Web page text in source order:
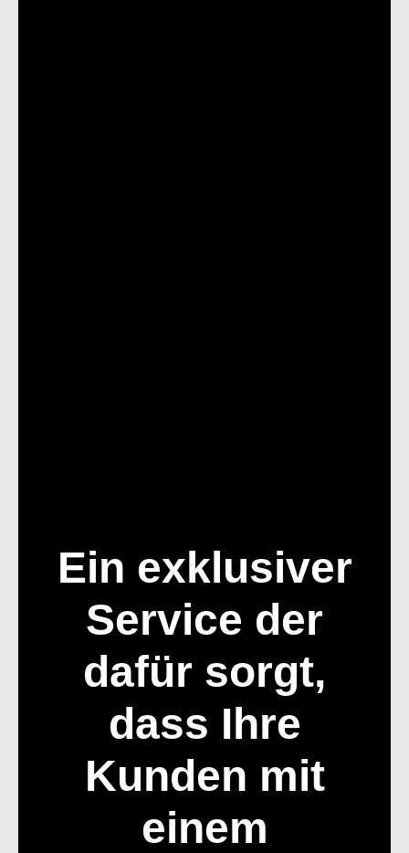
Ein exklusiver
Service der
dafür sorgt,
dass Ihre
Kunden mit
einem